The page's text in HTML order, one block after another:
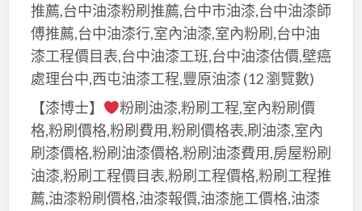
推薦,台中油漆粉刷推薦,台中市油漆,台中油漆師
傅推薦,台中油漆行,室內油漆,室內粉刷,台中油
漆工程價目表,台中油漆工班,台中油漆估價,壁癌
處理台中,西屯油漆工程,豐原油漆(12 瀏覽數)
【漆博士】
粉刷油漆,粉刷工程,室內粉刷價
格,粉刷價格,粉刷費用,粉刷價格表,刷油漆,室內
刷漆價格,粉刷油漆價格,粉刷油漆費用,房屋粉刷
油漆,粉刷工程價目表,粉刷工程價格,粉刷工程推
薦,油漆粉刷價格,油漆報價,油漆施工價格,油漆